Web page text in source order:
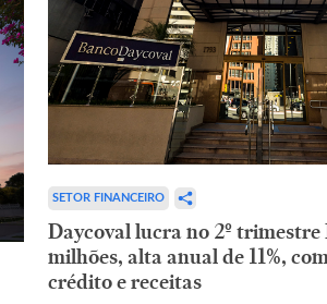
SETOR FINANCEIRO
Daycoval lucra no 2º trimestre
milhões, alta anual de 11%,
crédito e receitas